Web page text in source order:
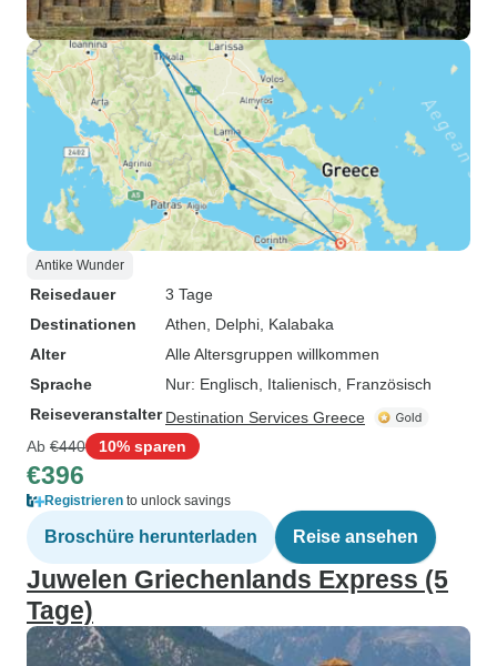
Antike Wunder
Reisedauer
3 Tage
Destinationen
Athen , Delphi , Kalabaka
Alter
Alle Altersgruppen willkommen
Sprache
Nur: Englisch, Italienisch, Französisch
Reiseveranstalter Destination Services Greece
Ab €440 10% sparen
€396
Registrieren to unlock savings
Broschüre herunterladen Reise ansehen
Juwelen Griechenlands Express (5
Tage)